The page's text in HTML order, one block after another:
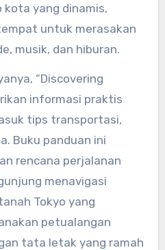
kota yang dinamis,
untuk merasakan
musik, dan hiburan.
“Discovering
informasi praktis
tips transportasi,
Buku panduan ini
rencana perjalanan
menavigasi
Tokyo yang
petualangan
tata letak yang ramah